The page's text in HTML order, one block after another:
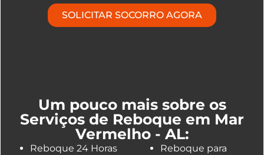
SOLICITAR SOCORRO AGORA
Um pouco mais sobre os
Serviços de Reboque em Mar
Vermelho - AL:
Reboque 24 Horas
Reboque para